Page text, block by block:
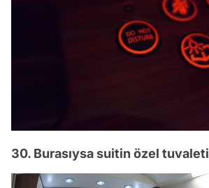
30. Burasıysa suitin özel tuvaleti